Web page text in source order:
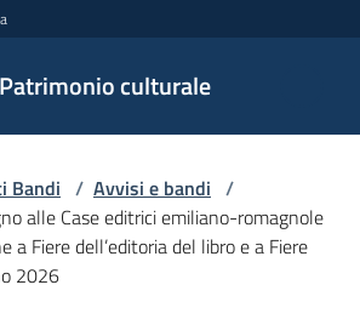
Patrimonio culturale
Bandi / Avvisi e bandi /
alle Case editrici emiliano-romagnole
a Fiere dell’editoria del libro e a Fiere
2026